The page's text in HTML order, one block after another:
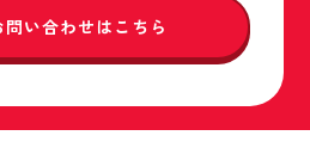
問い合わせはこちら